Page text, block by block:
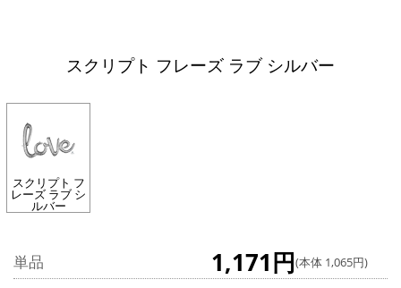
スクリプト フレーズ ラブ シルバー
スクリプト フ
レーズ ラブ シ
ルバー
単品 1,171円(本体 1,065円)